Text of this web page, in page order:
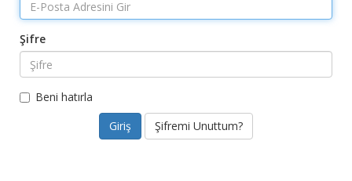
Şifre
Beni hatırla
Şifremi Unuttum?